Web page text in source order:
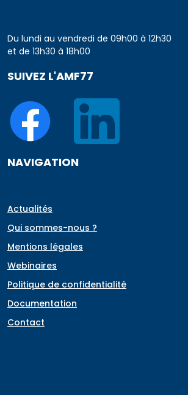
Du lundi au vendredi de 09h00 à 12h30
et de 13h30 à 18h00
SUIVEZ L'AMF77
NAVIGATION
Actualités
Qui sommes-nous ?
Mentions légales
Webinaires
Politique de confidentialité
Documentation
Contact